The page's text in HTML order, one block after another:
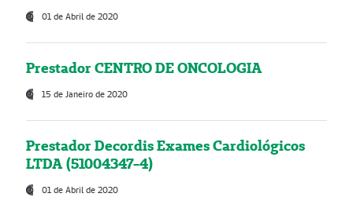
01 de Abril de 2020
Prestador CENTRO DE ONCOLOGIA
15 de Janeiro de 2020
Prestador Decordis Exames Cardiológicos
LTDA (51004347-4)
01 de Abril de 2020